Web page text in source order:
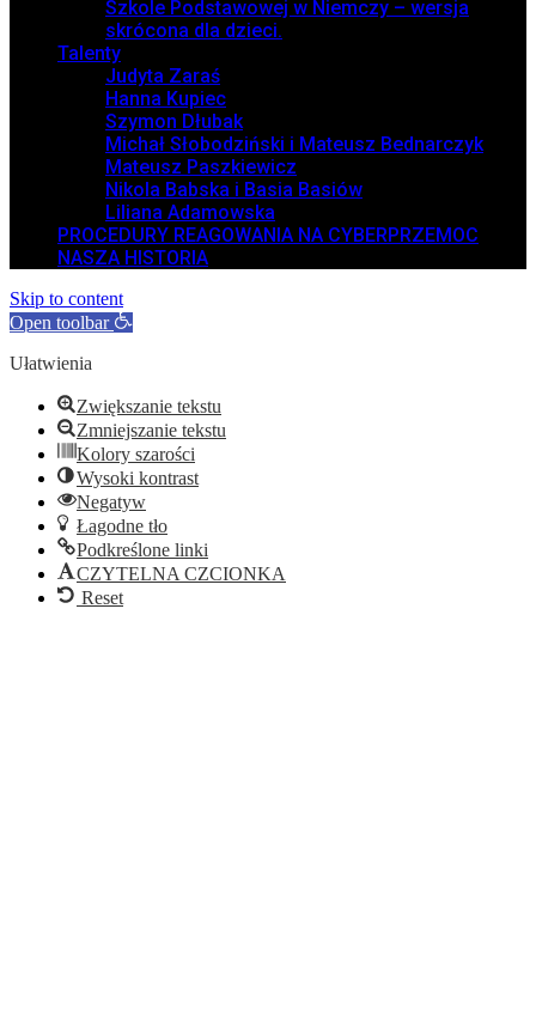
Szkole Podstawowej w Niemczy – wersja
skrócona dla dzieci.
Talenty
Judyta Zaraś
Hanna Kupiec
Szymon Dłubak
Michał Słobodziński i Mateusz Bednarczyk
Mateusz Paszkiewicz
Nikola Babska i Basia Basiów
Liliana Adamowska
PROCEDURY REAGOWANIA NA CYBERPRZEMOC
NASZA HISTORIA
Skip to content
Open toolbar
Ułatwienia
Zwiększanie tekstu
Zmniejszanie tekstu
Kolory szarości
Wysoki kontrast
Negatyw
Łagodne tło
Podkreślone linki
CZYTELNA CZCIONKA
Reset